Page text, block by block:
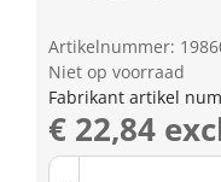
Artikelnummer:
Niet op voorraad
Fabrikant artikel
€ 22,84